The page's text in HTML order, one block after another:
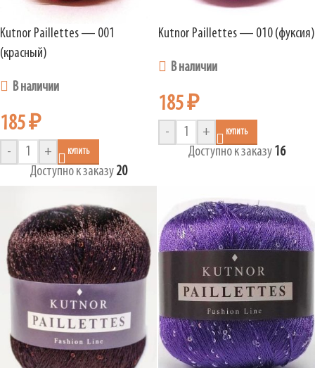
Kutnor Paillettes — 001
(красный)
В наличии
185₽
- + КУПИТЬ
Доступно к заказу 20
Kutnor Paillettes — 010 (фуксия)
В наличии
185₽
- + КУПИТЬ
Доступно к заказу 16